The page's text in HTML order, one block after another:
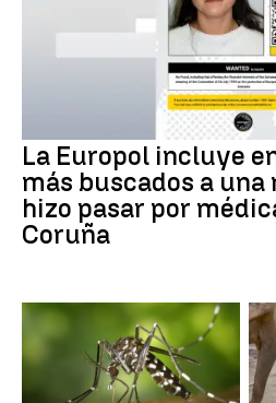
La Europol incluye
más buscados a una
hizo pasar por
Coruña